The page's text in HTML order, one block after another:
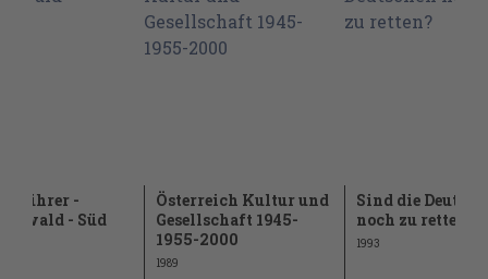
-
- Süd
Österreich Kultur und
Gesellschaft 1945-
1955-2000
1989
Sind die
noch zu retten?
1993